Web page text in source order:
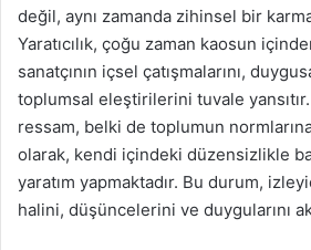
değil, aynı zamanda zihinsel bir
Yaratıcılık, çoğu zaman kaosun
sanatçının içsel çatışmalarını,
toplumsal eleştirilerini tuvale
ressam, belki de toplumun normlarına
olarak, kendi içindeki düzensizlikle
yaratım yapmaktadır. Bu durum,
halini, düşüncelerini ve duygularını